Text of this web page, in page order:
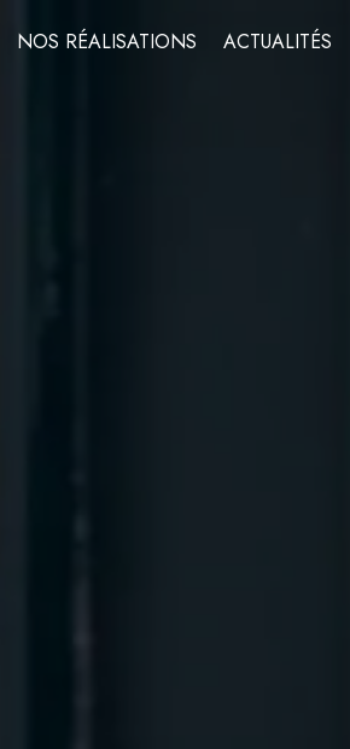
NOS RÉALISATIONS ACTUALITÉS